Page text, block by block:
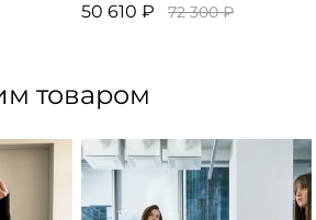
50 610 ₽ 72 300 ₽
товаром